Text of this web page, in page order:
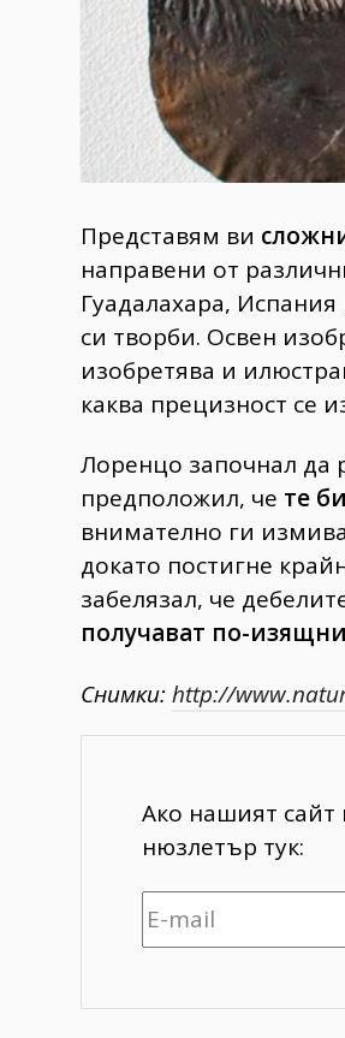
Представям ви
направени от
Гуадалахара,
си творби. Освен
изобретява и
каква прецизност се
Лоренцо започнал да
предположил, че те
внимателно ги
докато постигне
забелязал, че
получават по-
Снимки: http://
Ако нашият сайт
нюзлетър тук: